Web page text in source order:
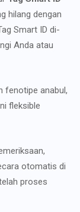
hilang dengan
Smart ID di-
Anda atau
fenotipe anabul,
fleksible
otomatis di
proses